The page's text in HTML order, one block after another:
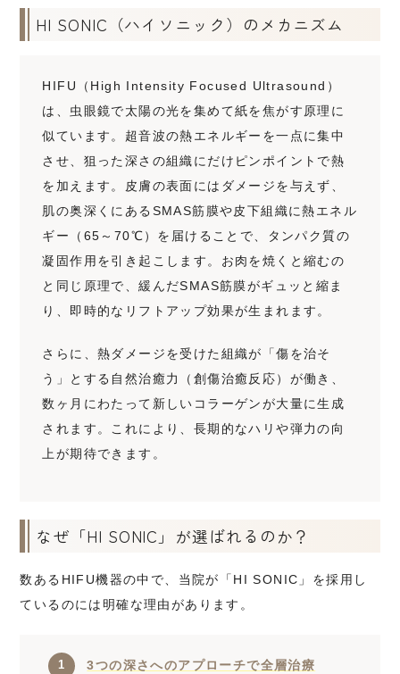
HI SONIC（ハイソニック）のメカニズム
HIFU（High Intensity Focused Ultrasound）
は、虫眼鏡で太陽の光を集めて紙を焦がす原理に
似ています。超音波の熱エネルギーを一点に集中
させ、狙った深さの組織にだけピンポイントで熱
を加えます。皮膚の表面にはダメージを与えず、
肌の奥深くにあるSMAS筋膜や皮下組織に熱エネル
ギー（65～70℃）を届けることで、タンパク質の
凝固作用を引き起こします。お肉を焼くと縮むの
と同じ原理で、緩んだSMAS筋膜がギュッと縮ま
り、即時的なリフトアップ効果が生まれます。
さらに、熱ダメージを受けた組織が「傷を治そ
う」とする自然治癒力（創傷治癒反応）が働き、
数ヶ月にわたって新しいコラーゲンが大量に生成
されます。これにより、長期的なハリや弾力の向
上が期待できます。
なぜ「HI SONIC」が選ばれるのか？
数あるHIFU機器の中で、当院が「HI SONIC」を採用し
ているのには明確な理由があります。
3つの深さへのアプローチで全層治療